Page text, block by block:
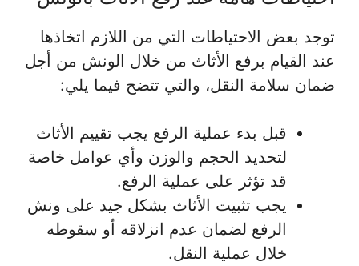
توجد بعض الاحتياطات التي من اللازم اتخاذها
عند القيام برفع الأثاث من خلال الونش من أجل
ضمان سلامة النقل، والتي تتضح فيما يلي:
قبل بدء عملية الرفع يجب تقييم الأثاث
لتحديد الحجم والوزن وأي عوامل خاصة
قد تؤثر على عملية الرفع.
يجب تثبيت الأثاث بشكل جيد على ونش
الرفع لضمان عدم انزلاقه أو سقوطه
خلال عملية النقل.